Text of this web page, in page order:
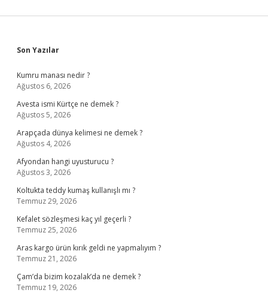
Sidebar
Son Yazılar
Kumru manası nedir ?
Ağustos 6, 2026
Avesta ismi Kürtçe ne demek ?
Ağustos 5, 2026
Arapçada dünya kelimesi ne demek ?
Ağustos 4, 2026
Afyondan hangi uyusturucu ?
Ağustos 3, 2026
Koltukta teddy kumaş kullanışlı mı ?
Temmuz 29, 2026
Kefalet sözleşmesi kaç yıl geçerli ?
Temmuz 25, 2026
Aras kargo ürün kırık geldi ne yapmalıyım ?
Temmuz 21, 2026
Çam’da bizim kozalak’da ne demek ?
Temmuz 19, 2026